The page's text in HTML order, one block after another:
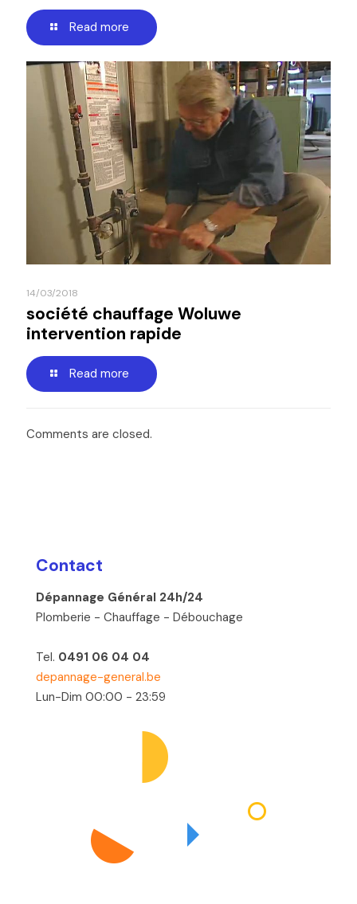
Read more
14/03/2018
société chauffage Woluwe
intervention rapide
Read more
Comments are closed.
Contact
Dépannage Général 24h/24
Plomberie - Chauffage - Débouchage
Tel. 0491 06 04 04
depannage-general.be
Lun-Dim 00:00 - 23:59